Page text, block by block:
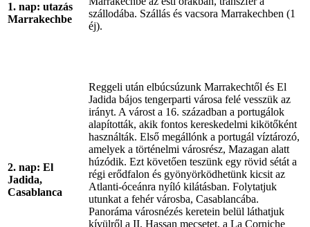
1. nap: utazás
Marrakechbe
szállodába. Szállás és vacsora Marrakechben (1
éj).
2. nap: El
Jadida,
Casablanca
Reggeli után elbúcsúzunk Marrakechtől és El
Jadida bájos tengerparti városa felé vesszük az
irányt. A várost a 16. században a portugálok
alapították, akik fontos kereskedelmi kikötőként
használták. Első megállónk a portugál víztározó,
amelyek a történelmi városrész, Mazagan alatt
húzódik. Ezt követően teszünk egy rövid sétát a
régi erődfalon és gyönyörködhetünk kicsit az
Atlanti-óceánra nyíló kilátásban. Folytatjuk
utunkat a fehér városba, Casablancába.
Panoráma városnézés keretein belül láthatjuk
kívülről a II. Hassan mecsetet, a La Corniche